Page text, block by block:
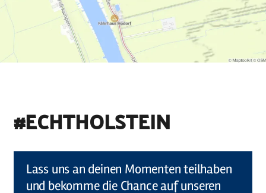
#ECHTHOLSTEIN
Lass uns an deinen Momenten teilhaben
und bekomme die Chance auf unseren